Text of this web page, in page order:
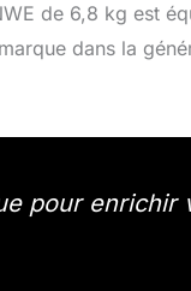
de 6,8 kg est
dans la
pour enrichir